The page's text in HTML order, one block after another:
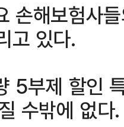
손해보험사
고 있다.
5부제 할인
수밖에 없다.